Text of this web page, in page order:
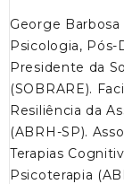
George
Psicologia, Pós-
Presidente da
(SOBRARE).
Resiliência da
(ABRH-SP).
Terapias
Psicoterapia